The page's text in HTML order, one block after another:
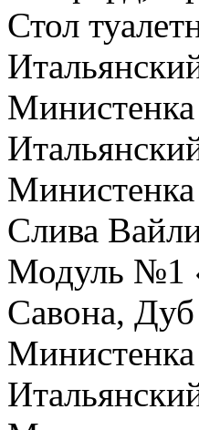
Стол
Слива
Модуль №1
Савона,